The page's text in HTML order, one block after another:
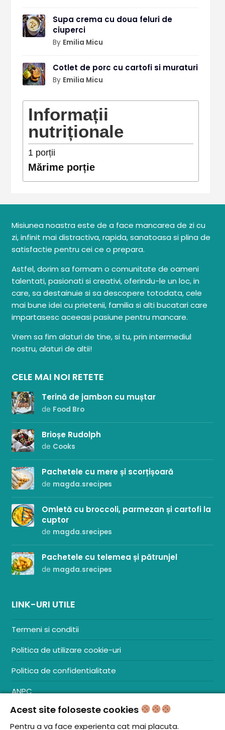
Supa crema cu doua feluri de
ciuperci
By Emilia Micu
Cotlet de porc cu cartofi si muraturi
By Emilia Micu
Informații
nutriționale
1porții
Mărime porție
Misiunea noastra este de a face mancarea de zi cu
zi, infinit mai distractiva, rapida, sanatoasa si plina de
satisfactie pentru cei ce o prepara.
Astfel, dorim sa formam o comunitate de oameni
talentati, pasionati si creativi, oferindu-le un loc, in
care, sa destainuie si sa descopere totodata, cele
mai bune idei cu prietenii, familia si alti bucatari care
impartasesc aceeasi pasiune pentru mancare.
Vrem sa fim alaturi de tine, si tu, prin intermediul
nostru, alaturi de altii!
CELE MAI NOI RETETE
Terină de jambon cu muștar
de Food Bro
Brioșe Rudolph
de Cooks
Pachetele cu mere și scorțișoară
de magda.srecipes
Omletă cu broccoli, parmezan și cartofi la
cuptor
de magda.srecipes
Pachetele cu telemea și pătrunjel
de magda.srecipes
LINK-URI UTILE
Termeni si conditii
Politica de utilizare cookie-uri
Politica de confidentialitate
ANPC
Contact
S.C. ZENCOM MEDIA GROUP SRL
Acest site foloseste cookies
Pentru a va face experienta cat mai placuta.